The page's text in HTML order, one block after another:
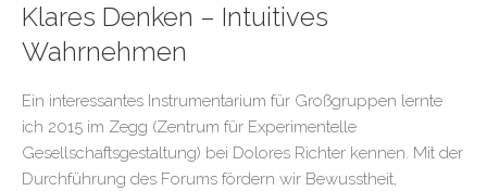
Klares Denken – Intuitives
Wahrnehmen
Ein interessantes Instrumentarium für Großgruppen lernte
ich 2015 im Zegg (Zentrum für Experimentelle
Gesellschaftsgestaltung) bei Dolores Richter kennen. Mit der
Durchführung des Forums fördern wir Bewusstheit,